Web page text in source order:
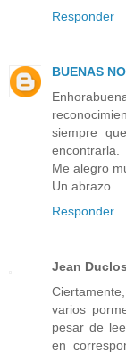
Responder
BUENAS
siempre
encontrarla.
Me alegro
Un abrazo.
Responder
Jean Duclos
varios
pesar de
en